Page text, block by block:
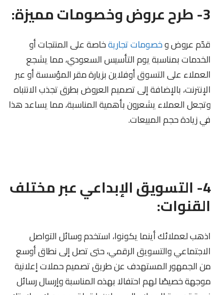
3- طرح عروض وخصومات مميزة:
قدّم عروض وخصومات تجاريةخاصة على المنتجات أو
الخدمات بمناسبة يوم التأسيس السعودي، مما يشجع
العملاء على التسوق أوفلاين بزيارة مقر المؤسسة أو عبر
الإنترنت، بالإضافة إلى تصميم العروض بطرق تجذب الانتباه
وتجعل العملاء يشعرون بأهمية المناسبة، مما يساعد هذا
في زيادة حجم المبيعات.
4- التسويق الإبداعي عبر مختلف
القنوات:
اذهب لعملائك أينما يكونوا، استخدم وسائل التواصل
الاجتماعي والتسويق الرقمي، حتى تصل إلى نطاق أوسع
من الجمهور المستهدف عن طريق تصميم حملات إعلانية
موجهة خصيصًا لهم احتفالا بهذه المناسبة وإرسال رسائل